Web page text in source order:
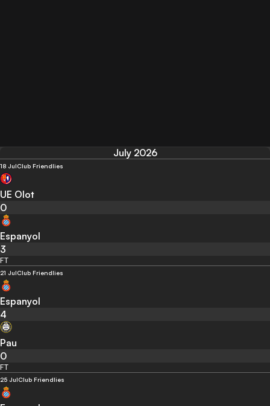
July 2026
18 JulClub Friendlies
UE Olot
0
Espanyol
3
FT
21 JulClub Friendlies
Espanyol
4
Pau
0
FT
25 JulClub Friendlies